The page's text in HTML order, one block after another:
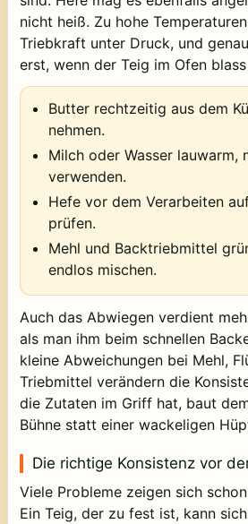
nicht heiß. Zu hohe
Triebkraft unter Druck, und
erst, wenn der Teig im Ofen
Butter rechtzeitig aus dem
nehmen.
Milch oder Wasser lauwarm,
verwenden.
Hefe vor dem Verarbeiten
prüfen.
Mehl und Backtriebmittel
endlos mischen.
Auch das Abwiegen verdient
als man ihm beim schnellen
kleine Abweichungen bei Mehl,
Triebmittel verändern die
die Zutaten im Griff hat, baut
Bühne statt einer wackeligen
Die richtige Konsistenz vor
Viele Probleme zeigen sich
Ein Teig, der zu fest ist, kann